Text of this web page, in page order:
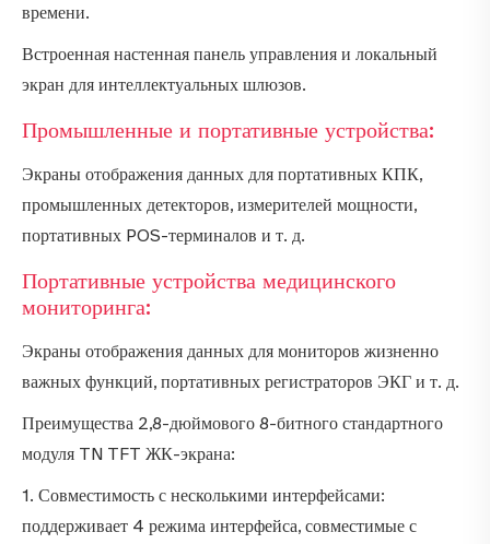
времени.
Встроенная настенная панель управления и локальный
экран для интеллектуальных шлюзов.
Промышленные и портативные устройства:
Экраны отображения данных для портативных КПК,
промышленных детекторов, измерителей мощности,
портативных POS-терминалов и т. д.
Портативные устройства медицинского
мониторинга:
Экраны отображения данных для мониторов жизненно
важных функций, портативных регистраторов ЭКГ и т. д.
Преимущества 2,8-дюймового 8-битного стандартного
модуля TN TFT ЖК-экрана:
1. Совместимость с несколькими интерфейсами:
поддерживает 4 режима интерфейса, совместимые с